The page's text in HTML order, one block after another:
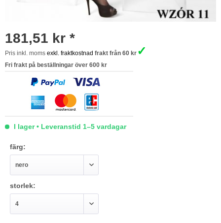
181,51 kr *
Pris inkl. moms exkl. fraktkostnad frakt från 60 kr ✓
Fri frakt på beställningar över 600 kr
I lager • Leveranstid 1–5 vardagar
färg:
storlek: